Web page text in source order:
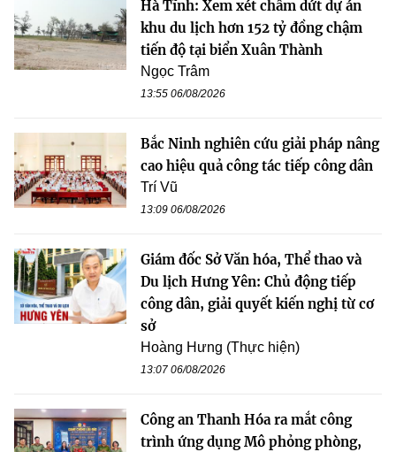
Hà Tĩnh: Xem xét chấm dứt dự án
khu du lịch hơn 152 tỷ đồng chậm
tiến độ tại biển Xuân Thành
Ngọc Trâm
13:55 06/08/2026
Bắc Ninh nghiên cứu giải pháp nâng
cao hiệu quả công tác tiếp công dân
Trí Vũ
13:09 06/08/2026
Giám đốc Sở Văn hóa, Thể thao và
Du lịch Hưng Yên: Chủ động tiếp
công dân, giải quyết kiến nghị từ cơ
sở
Hoàng Hưng (Thực hiện)
13:07 06/08/2026
Công an Thanh Hóa ra mắt công
trình ứng dụng Mô phỏng phòng,